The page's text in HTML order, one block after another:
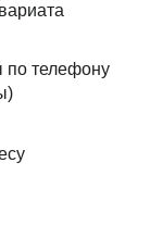
по телефону